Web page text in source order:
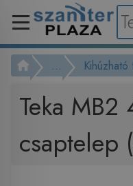
...
Teka
csaptelep